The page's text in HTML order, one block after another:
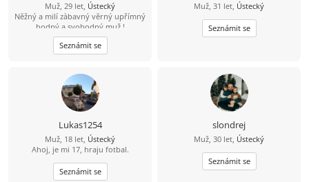
Muž, 29 let, Ústecký
Nĕžný a milí zàbavný vĕrný upřímný
hodný a svobodný muž !
Seznámit se
Muž, 31 let, Ústecký
Seznámit se
Lukas1254
Muž, 18 let, Ústecký
Ahoj, je mi 17, hraju fotbal.
Seznámit se
slondrej
Muž, 30 let, Ústecký
Seznámit se